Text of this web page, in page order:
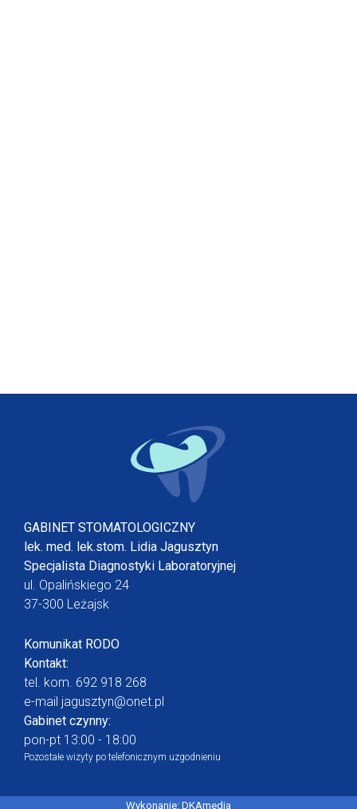
GABINET STOMATOLOGICZNY
lek. med. lek.stom. Lidia Jagusztyn
Specjalista Diagnostyki Laboratoryjnej
ul. Opalińskiego 24
37-300 Leżajsk
Komunikat RODO
Kontakt:
tel. kom. 692 918 268
e-mail jagusztyn@onet.pl
Gabinet czynny:
pon-pt 13:00 - 18:00
Pozostałe wizyty po telefonicznym uzgodnieniu
Wykonanie: DKAmedia